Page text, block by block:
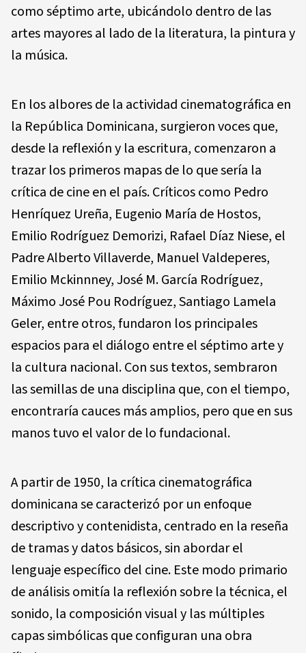
como séptimo arte, ubicándolo dentro de las
artes mayores al lado de la literatura, la pintura y
la música.
En los albores de la actividad cinematográfica en
la República Dominicana, surgieron voces que,
desde la reflexión y la escritura, comenzaron a
trazar los primeros mapas de lo que sería la
crítica de cine en el país. Críticos como Pedro
Henríquez Ureña, Eugenio María de Hostos,
Emilio Rodríguez Demorizi, Rafael Díaz Niese, el
Padre Alberto Villaverde, Manuel Valdeperes,
Emilio Mckinnney, José M. García Rodríguez,
Máximo José Pou Rodríguez, Santiago Lamela
Geler, entre otros, fundaron los principales
espacios para el diálogo entre el séptimo arte y
la cultura nacional. Con sus textos, sembraron
las semillas de una disciplina que, con el tiempo,
encontraría cauces más amplios, pero que en sus
manos tuvo el valor de lo fundacional.
A partir de 1950, la crítica cinematográfica
dominicana se caracterizó por un enfoque
descriptivo y contenidista, centrado en la reseña
de tramas y datos básicos, sin abordar el
lenguaje específico del cine. Este modo primario
de análisis omitía la reflexión sobre la técnica, el
sonido, la composición visual y las múltiples
capas simbólicas que configuran una obra